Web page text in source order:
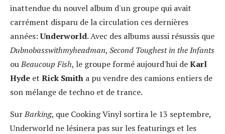
inattendue du nouvel album d'un groupe qui avait
carrément disparu de la circulation ces dernières
années:Underworld. Avec des albums aussi résussis que
Dubnobasswithmyheadman, Second Toughest in the Infants
ouBeaucoup Fish, le groupe formé aujourd'hui deKarl
Hyde et Rick Smith a pu vendre des camions entiers de
son mélange de techno et de trance.
SurBarking, que Cooking Vinyl sortira le 13 septembre,
Underworld ne lésinera pas sur les featurings et les